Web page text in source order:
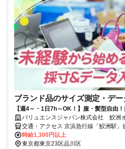
ブランド品のサイズ測定・デ
【週4～・1日7h～OK！】服・髪型自由
バリュエンスジャパン株式会社 鮫洲
交通・アクセス 京浜急行線「鮫洲駅」
競馬場駅」徒歩11分/京浜東北線・根岸
時給1,300円以上
東京都東京23区品川区